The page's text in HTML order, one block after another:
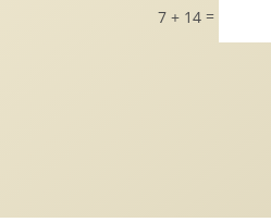
7 + 14=